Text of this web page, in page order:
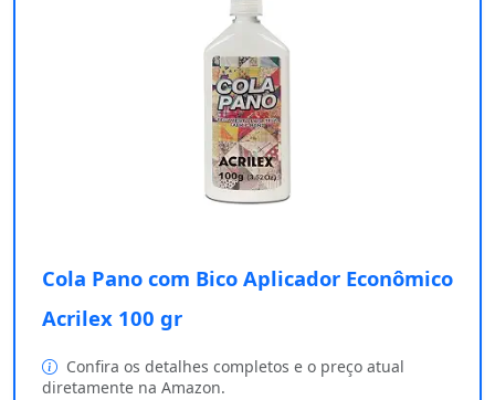
Cola Pano com Bico Aplicador Econômico
Acrilex 100 gr
Confira os detalhes completos e o preço atual
diretamente na Amazon.